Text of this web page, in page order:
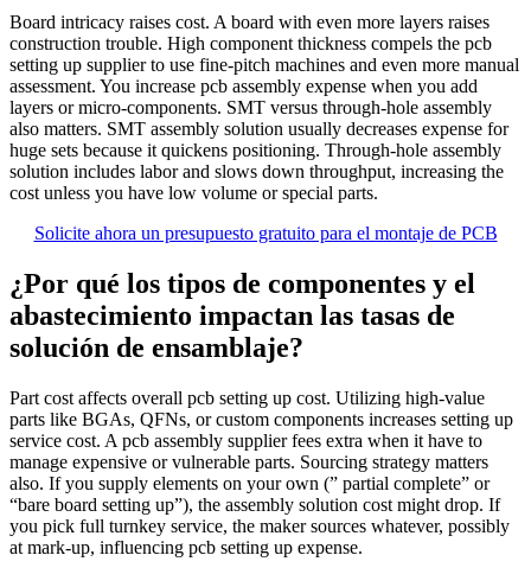
Board intricacy raises cost. A board with even more layers raises
construction trouble. High component thickness compels the pcb
setting up supplier to use fine‑pitch machines and even more manual
assessment. You increase pcb assembly expense when you add
layers or micro‑components. SMT versus through‑hole assembly
also matters. SMT assembly solution usually decreases expense for
huge sets because it quickens positioning. Through‑hole assembly
solution includes labor and slows down throughput, increasing the
cost unless you have low volume or special parts.
Solicite ahora un presupuesto gratuito para el montaje de PCB
¿Por qué los tipos de componentes y el
abastecimiento impactan las tasas de
solución de ensamblaje?
Part cost affects overall pcb setting up cost. Utilizing high‑value
parts like BGAs, QFNs, or custom components increases setting up
service cost. A pcb assembly supplier fees extra when it have to
manage expensive or vulnerable parts. Sourcing strategy matters
also. If you supply elements on your own (” partial complete” or
“bare board setting up”), the assembly solution cost might drop. If
you pick full turnkey service, the maker sources whatever, possibly
at mark‑up, influencing pcb setting up expense.